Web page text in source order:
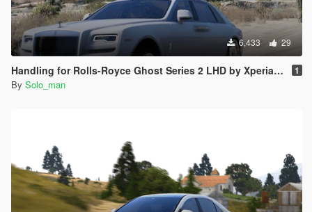
6,433 29
Handling for Rolls-Royce Ghost Series 2 LHD by Xperia (with Adaptive Suspension) 1
By Solo_man